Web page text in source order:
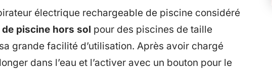
électrique rechargeable de piscine considéré
piscine hors sol pour des piscines de taille
grande facilité d’utilisation. Après avoir chargé
dans l’eau et l’activer avec un bouton pour le